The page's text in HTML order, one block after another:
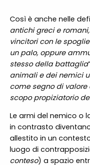
Così è anche nelle
antichi greci e
vincitori con le
un palo, oppure
stesso della battaglia
animali e dei nemici
come segno di valore
scopo propiziatorio
Le armi del nemico o
in contrasto
allestito in un
luogo di
conteso) a spazio